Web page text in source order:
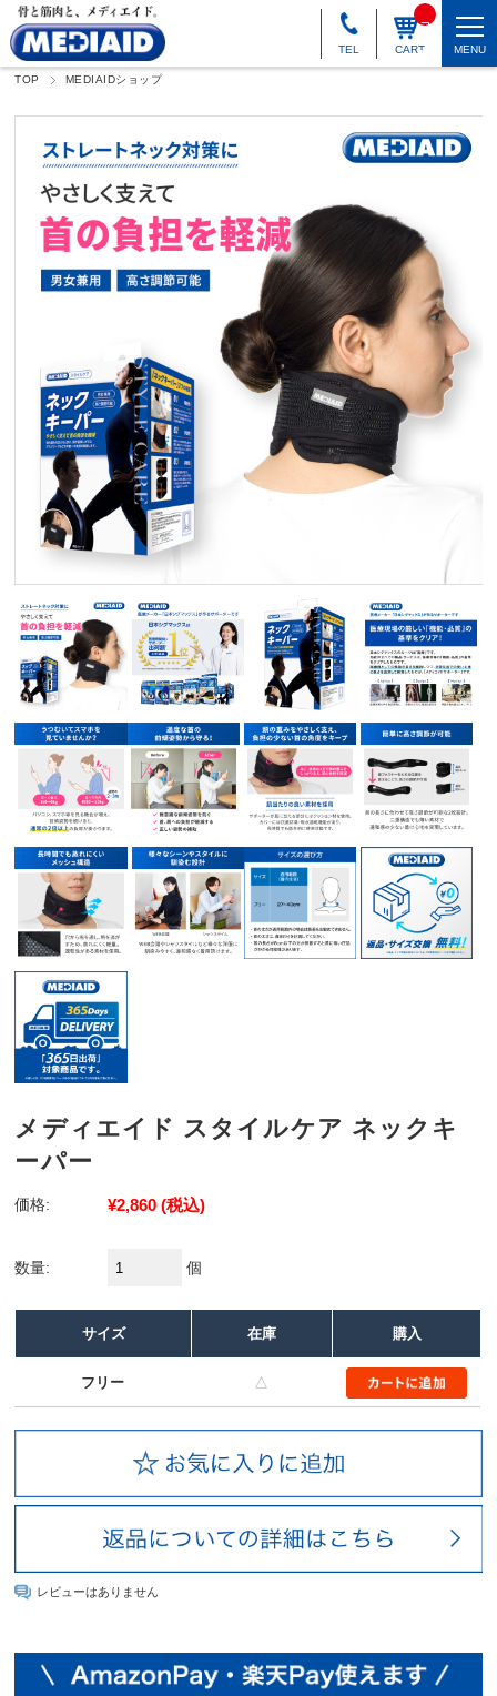
TEL CART
_I
M
_
_
_
MENU
TOP MEDIAIDショップ
メディエイド スタイルケア ネックキ
ーパー
価格: ¥2,860 (税込)
数量: 個
サイズ 在庫 購入
フリー △
レビューはありません